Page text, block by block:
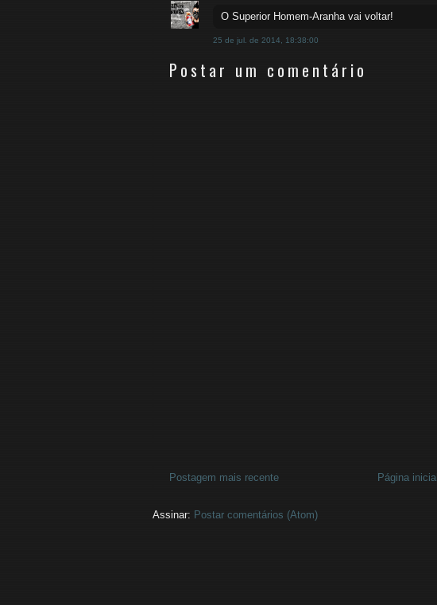
O Superior Homem-Aranha vai voltar!
25 de jul. de 2014, 18:38:00
Postar um comentário
Postagem mais recente Página inicial
Assinar: Postar comentários (Atom)